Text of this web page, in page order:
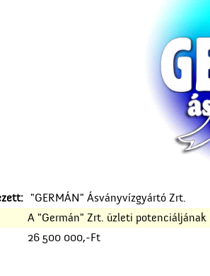
"GERMÁN" Ásványvízgyártó Zrt.
A "Germán" Zrt. üzleti potenciáljának
26 500 000,-Ft